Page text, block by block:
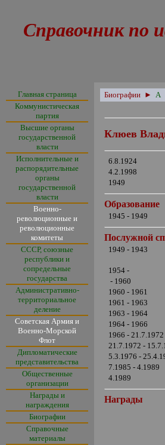
Справочник по
Главная страница
Коммунистическая
партия
Высшие органы
государственной
власти
Исполнительные и
распорядительные
органы
государственной
власти
Военно-
революционные и
революционные
комитеты
СССР, союзные
республики и
сопредельные
государства
Административно-
территориальное
деление
Советская Армия и
Военно-Морской
Флот
Дипломатические
представительства
Общественные
организации
Награды и
награждения
Биографии
Справочные
материалы
Биографии ► А
Клюев
6.8.1924
4.2.1998
1949
Образование
1945 - 1949
Послужной
1949 - 1943
1954 -
- 1960
1960 - 1961
1961 - 1963
1963 - 1964
1964 - 1966
1966 - 21.7.1972
21.7.1972 -
5.3.1976 -
7.1985 - 4.1989
4.1989
Награды